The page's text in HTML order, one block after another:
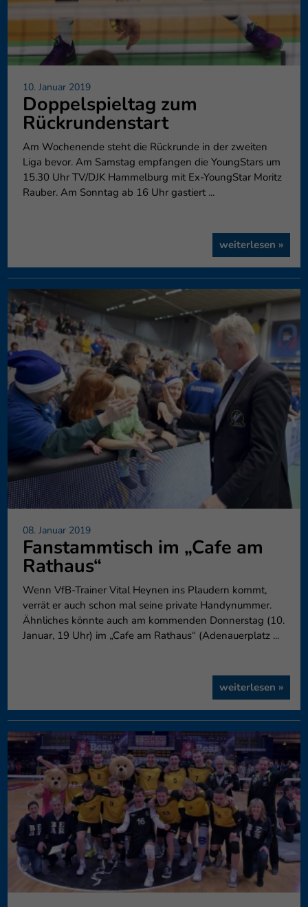
10. Januar 2019
Doppelspieltag zum
Rückrundenstart
Am Wochenende steht die Rückrunde in der zweiten
Liga bevor. Am Samstag empfangen die YoungStars um
15.30 Uhr TV/DJK Hammelburg mit Ex-YoungStar Moritz
Rauber. Am Sonntag ab 16 Uhr gastiert ...
weiterlesen »
08. Januar 2019
Fanstammtisch im „Cafe am
Rathaus“
Wenn VfB-Trainer Vital Heynen ins Plaudern kommt,
verrät er auch schon mal seine private Handynummer.
Ähnliches könnte auch am kommenden Donnerstag (10.
Januar, 19 Uhr) im „Cafe am Rathaus“ (Adenauerplatz ...
weiterlesen »